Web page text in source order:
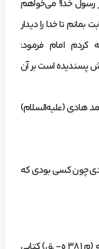
رسول‌ خدا! مي‌خواهم‌
تا خدا را ديدار
امام‌ فرمود:
پسنديده‌ است‌ بر آن‌
هادي (عليه‌السلا‌م)
چون كسي بودي كه